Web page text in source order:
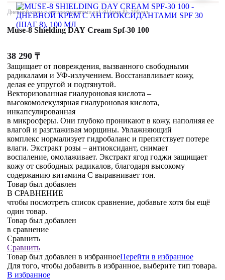
Дневной крем с антиоксидантами spf 30 (шаг 8), 100 мл
Muse-8 Shielding DAY Cream Spf-30 100
38 290 ₸
Защищает от повреждения, вызванного свободными
радикалами и УФ-излучением. Восстанавливает кожу,
делая ее упругой и подтянутой.
Векторизованная гиалуроновая кислота –
высокомолекулярная гиалуроновая кислота,
инкапсулированная
в микросферы. Они глубоко проникают в кожу, наполняя ее
влагой и разглаживая морщины. Увлажняющий
комплекс нормализует гидробаланс и препятствует потере
влаги. Экстракт розы – антиоксидант, снимает
воспаление, омолаживает. Экстракт ягод годжи защищает
кожу от свободных радикалов, благодаря высокому
содержанию витамина С выравнивает тон.
Товар был добавлен
В СРАВНЕНИЕ
чтобы посмотреть список сравнение, добавьте хотя бы ещё
один товар.
Товар был добавлен
в сравнение
Сравнить
Сравнить
Товар был добавлен в избранноеПерейти в избранное
Для того, чтобы добавить в избранное, выберите тип товара.
В избранное